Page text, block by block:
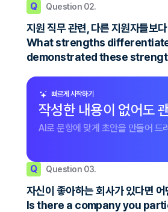
Q Question 02.
지원 직무 관련, 다른 지원자들보
What strengths
demonstrated these
빠르게 시작하기
작성한 내용이 없어도
AI로 문항에 맞게 초안을 만들어 드
Q Question 03.
자신이 좋아하는 회사가 있다면
Is there a company you